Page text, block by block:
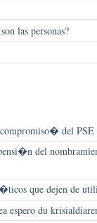
las personas?
del PSE
del
que dejen de
espero du